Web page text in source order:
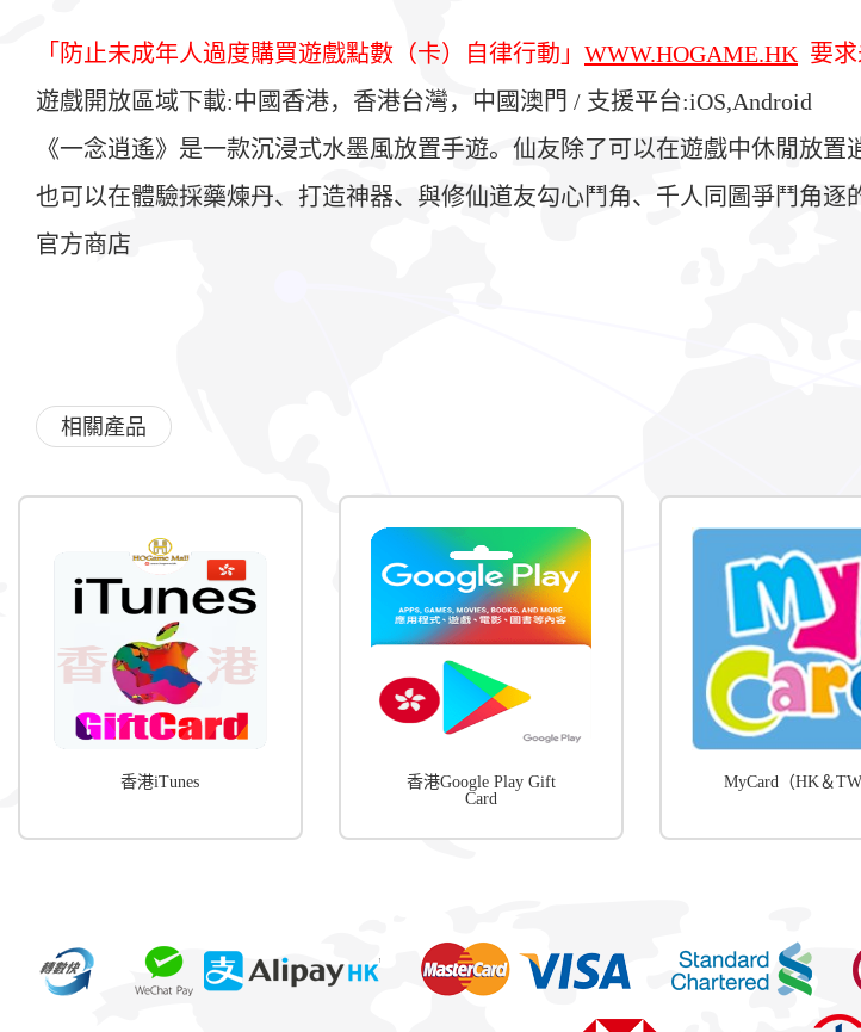
「防止未成年人過度購買遊戲點數（卡）自律行動」 WWW.HOGAME.HK 要
遊戲開放區域下載:中國香港，香港台灣，中國澳門 / 支援平台:iOS,Android
《一念逍遙》是一款沉浸式水墨風放置手遊。仙友除了可以在遊戲中休閒放置
也可以在體驗採藥煉丹、打造神器、與修仙道友勾心鬥角、千人同圖爭鬥角逐
官方商店
相關產品
香港iTunes
香港Google Play Gift
Card
MyCard（HK＆TW